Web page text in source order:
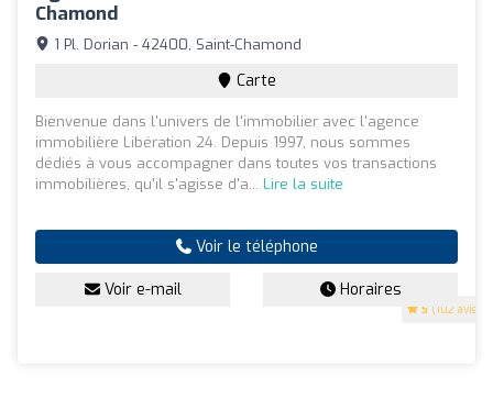
Chamond
5 (102 avis)
1 Pl. Dorian - 42400, Saint-Chamond
Carte
Bienvenue dans l'univers de l'immobilier avec l'agence
immobilière Libération 24. Depuis 1997, nous sommes
dédiés à vous accompagner dans toutes vos transactions
immobilières, qu'il s'agisse d'a... Lire la suite
Voir le téléphone
Voir e-mail Horaires